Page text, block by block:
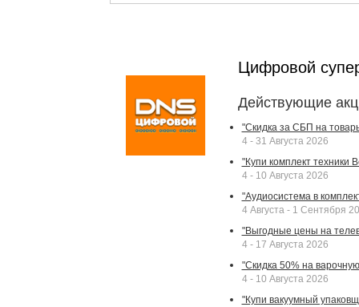
Цифровой
Действующие
"Скидка за СБП на
4 - 31 Августа 2026
"Купи комплект техники
4 - 10 Августа 2026
"Аудиосистема в
4 Августа - 1 Сентября
"Выгодные цены на
4 - 17 Августа 2026
"Скидка 50% на
4 - 10 Августа 2026
"Купи вакуумный